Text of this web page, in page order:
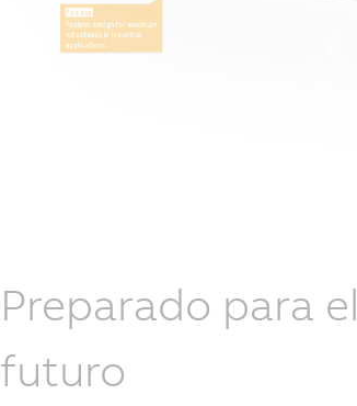
Preparado para el
futuro